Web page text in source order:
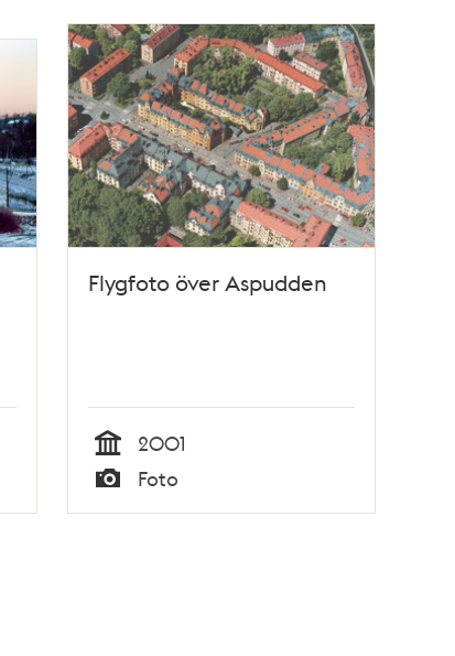
Flygfoto över Aspudden
Tid
2001
Typ
Foto